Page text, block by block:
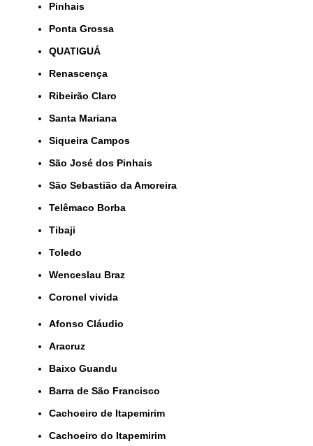
Pinhais
Ponta Grossa
QUATIGUÁ
Renascença
Ribeirão Claro
Santa Mariana
Siqueira Campos
São José dos Pinhais
São Sebastião da Amoreira
Telêmaco Borba
Tibaji
Toledo
Wenceslau Braz
coronel vivida
Afonso Cláudio
Aracruz
Baixo Guandu
Barra de São Francisco
Cachoeiro de Itapemirim
Cachoeiro do Itapemirim